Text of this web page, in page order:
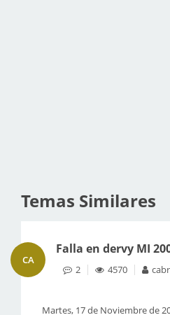
Temas Similares
CA
Falla en dervy MI
2 4570
Martes, 17 de Noviembre de